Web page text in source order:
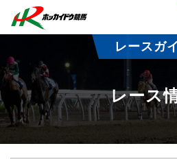
レースガ
レース